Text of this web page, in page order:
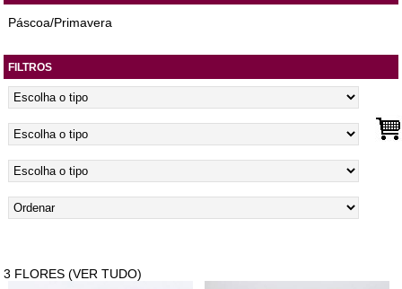
Páscoa/Primavera
FILTROS
3 FLORES (VER TUDO)